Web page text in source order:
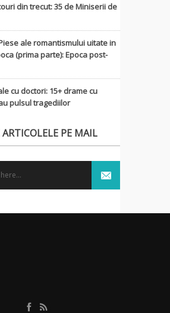
din trecut: 35 de Miniserii de
ale romantismului uitate in
(prima parte): Epoca post-
cu doctori: 15+ drame cu
pulsul tragediilor
PE MAIL